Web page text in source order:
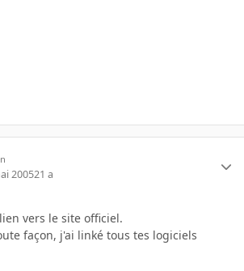
200521 a
vers le site officiel.
façon, j'ai linké tous tes logiciels